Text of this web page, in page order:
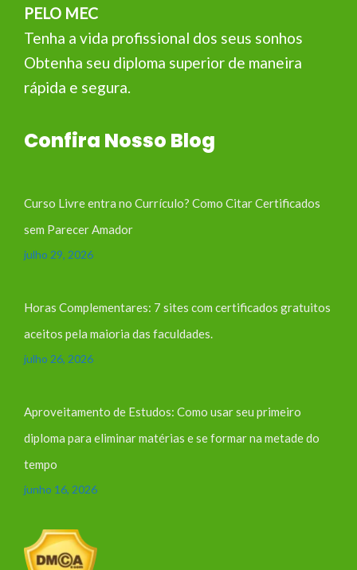
PELO MEC
Tenha a vida profissional dos seus sonhos
Obtenha seu diploma superior de maneira
rápida e segura.
Confira Nosso Blog
Curso Livre entra no Currículo? Como Citar Certificados
sem Parecer Amador
julho 29, 2026
Horas Complementares: 7 sites com certificados gratuitos
aceitos pela maioria das faculdades.
julho 26, 2026
Aproveitamento de Estudos: Como usar seu primeiro
diploma para eliminar matérias e se formar na metade do
tempo
junho 16, 2026